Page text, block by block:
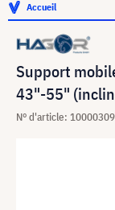
Accueil
Support
43"-55"
N° d'article: